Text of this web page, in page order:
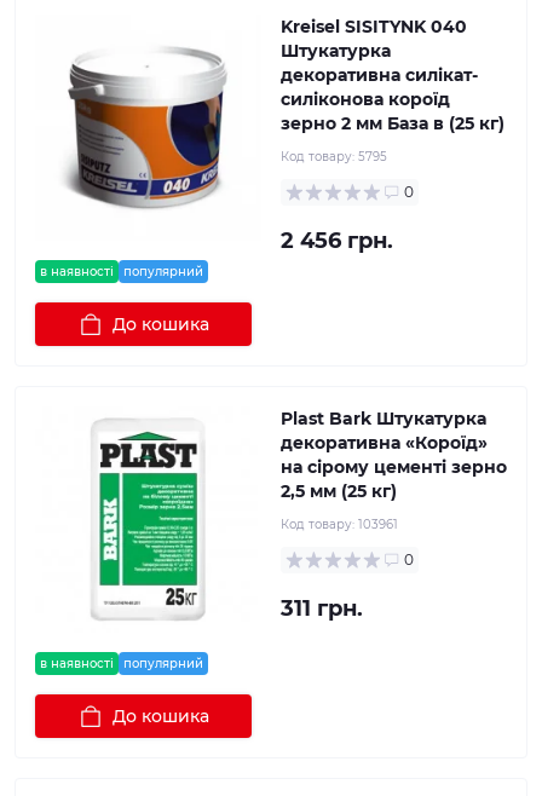
в наявності популярний
Kreisel SISITYNK 040
Штукатурка
декоративна силікат-
силіконова короїд
зерно 2 мм База в (25 кг)
Код товару: 5795
0
2 456 грн.
До кошика
в наявності популярний
Plast Bark Штукатурка
декоративна «Короїд»
на сірому цементі зерно
2,5 мм (25 кг)
Код товару: 103961
0
311 грн.
До кошика